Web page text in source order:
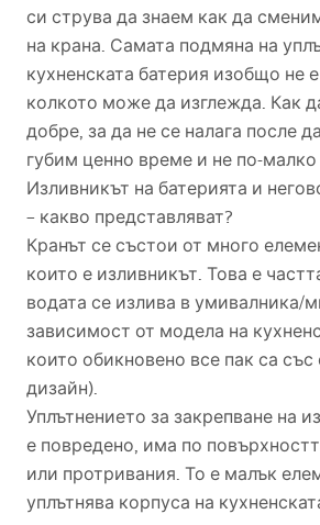
си струва да знаем как да
на крана. Самата подмяна на
кухненската батерия изобщо не
колкото може да изглежда. Как
добре, за да не се налага после
губим ценно време и не по-
Изливникът на батерията и
– какво представляват?
Кранът се състои от много
които е изливникът. Това е
водата се излива в умивалника/
зависимост от модела на
които обикновено все пак са със
дизайн).
Уплътнението за закрепване на
е повредено, има по
или протривания. То е малък
уплътнява корпуса на